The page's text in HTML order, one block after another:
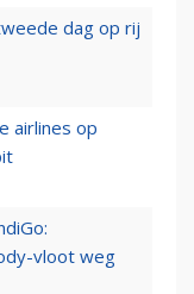
dag op rij
airlines op
vloot weg